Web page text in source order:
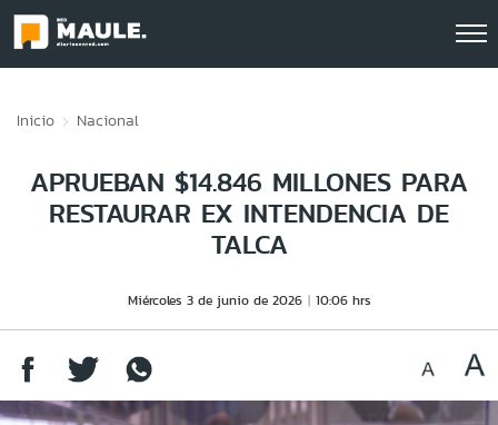
Inicio Nacional
APRUEBAN $14.846 MILLONES PARA
RESTAURAR EX INTENDENCIA DE
TALCA
Miércoles 3 de junio de 2026 10:06 hrs